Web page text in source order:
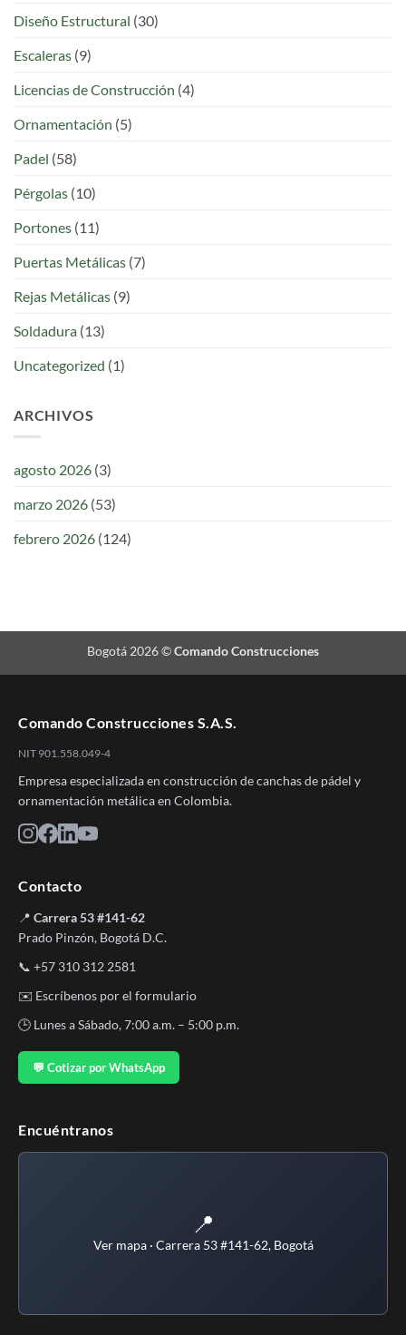
Diseño Estructural (30)
Escaleras (9)
Licencias de Construcción (4)
Ornamentación (5)
Padel (58)
Pérgolas (10)
Portones (11)
Puertas Metálicas (7)
Rejas Metálicas (9)
Soldadura (13)
Uncategorized (1)
ARCHIVOS
agosto 2026 (3)
marzo 2026 (53)
febrero 2026 (124)
Bogotá 2026 ©Comando Construcciones
Comando Construcciones S.A.S.
NIT 901.558.049-4
Empresa especializada en construcción de canchas de pádel y
ornamentación metálica en Colombia.
Contacto
📍 Carrera 53 #141-62
Prado Pinzón, Bogotá D.C.
📞 +57 310 312 2581
✉️ Escríbenos por el formulario
🕒 Lunes a Sábado, 7:00 a.m. – 5:00 p.m.
💬 Cotizar por WhatsApp
Encuéntranos
📍
Ver mapa · Carrera 53 #141-62, Bogotá